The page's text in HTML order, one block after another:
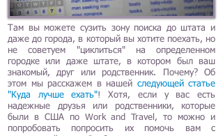
Там вы можете сузить зону поиска до штата и
даже до города, в который вы хотите поехать, но
не советуем "циклиться" на определенном
городке или даже штате, в котором был ваш
знакомый, друг или родственник. Почему? Об
этом мы расскажем в нашей следующей статье
"Куда лучше ехать"! Хотя, если у вас есть
надежные друзья или родственники, которые
были в США по Work and Travel, то можно и
попробовать попросить их помочь вам с